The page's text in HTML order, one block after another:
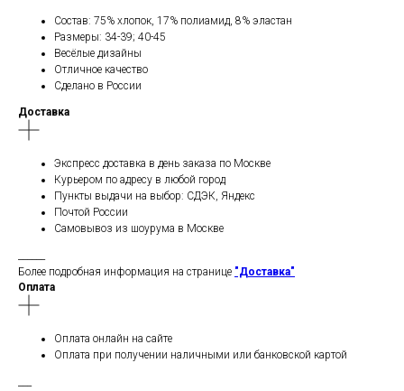
Состав: 75% хлопок, 17% полиамид, 8% эластан
Размеры: 34-39; 40-45
Весёлые дизайны
Отличное качество
Сделано в России
Доставка
Экспресс доставка в день заказа по Москве
Курьером по адресу в любой город
Пункты выдачи на выбор: СДЭК, Яндекс
Почтой России
Самовывоз из шоурума в Москве
Более подробная информация на странице "Доставка"
Оплата
Оплата онлайн на сайте
Оплата при получении наличными или банковской картой